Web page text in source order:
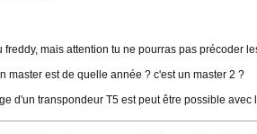
freddy, mais attention tu ne pourras pas précoder
master est de quelle année ? c'est un master 2 ?
d'un transpondeur T5 est peut être possible